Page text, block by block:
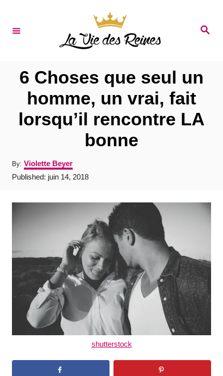
S
6 Choses que seul un
homme, un vrai, fait
lorsqu’il rencontre LA
bonne
By: A
u
t
o
Violette Beyer
P
Published: juin 14, 2018
shutterstock